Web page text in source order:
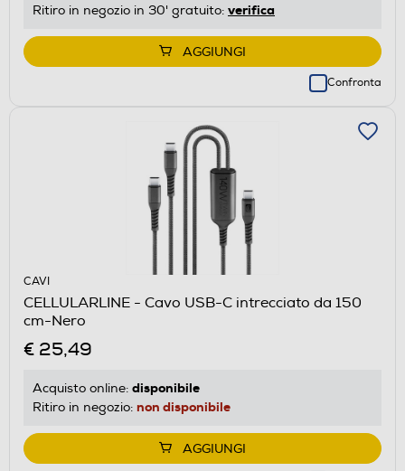
Ritiro in negozio in 30' gratuito: verifica
AGGIUNGI
Confronta
CAVI
CELLULARLINE - Cavo USB-C intrecciato da 150
cm-Nero
€ 25,49
Acquisto online: disponibile
Ritiro in negozio: non disponibile
AGGIUNGI